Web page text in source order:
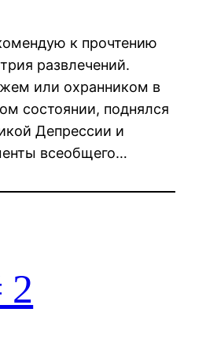
к прочтению
развлечений.
или охранником в
состоянии, поднялся
Депрессии и
всеобщего…
2